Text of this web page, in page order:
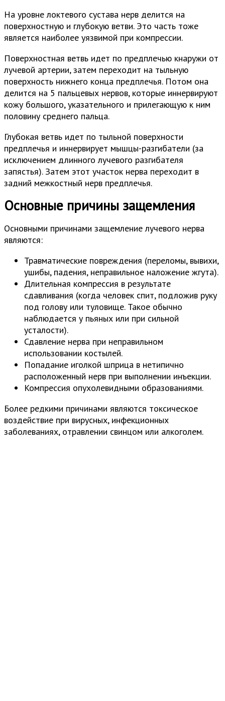
На уровне локтевого сустава нерв делится на
поверхностную и глубокую ветви. Это часть тоже
является наиболее уязвимой при компрессии.
Поверхностная ветвь идет по предплечью кнаружи от
лучевой артерии, затем переходит на тыльную
поверхность нижнего конца предплечья. Потом она
делится на 5 пальцевых нервов, которые иннервируют
кожу большого, указательного и прилегающую к ним
половину среднего пальца.
Глубокая ветвь идет по тыльной поверхности
предплечья и иннервирует мышцы-разгибатели (за
исключением длинного лучевого разгибателя
запястья). Затем этот участок нерва переходит в
задний межкостный нерв предплечья.
Основные причины защемления
Основными причинами защемление лучевого нерва
являются:
Травматические повреждения (переломы, вывихи,
ушибы, падения, неправильное наложение жгута).
Длительная компрессия в результате
сдавливания (когда человек спит, подложив руку
под голову или туловище. Такое обычно
наблюдается у пьяных или при сильной
усталости).
Сдавление нерва при неправильном
использовании костылей.
Попадание иголкой шприца в нетипично
расположенный нерв при выполнении инъекции.
Компрессия опухолевидными образованиями.
Более редкими причинами являются токсическое
воздействие при вирусных, инфекционных
заболеваниях, отравлении свинцом или алкоголем.